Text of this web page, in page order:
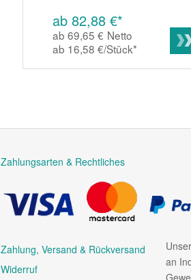
ab 82,88 €*
ab 69,65 € Netto
ab 16,58 €/Stück*
Zahlungsarten & Rechtliches
Zahlung, Versand & Rückversand
Widerruf
an